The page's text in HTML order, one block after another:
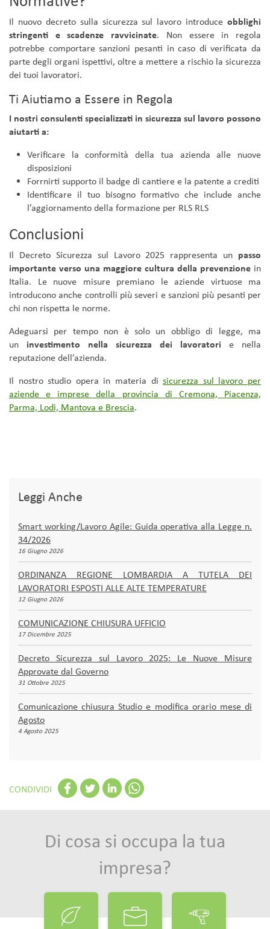
Il nuovo decreto sulla sicurezza sul lavoro introduce obblighi
stringenti e scadenze ravvicinate. Non essere in regola
potrebbe comportare sanzioni pesanti in caso di verificata da
parte degli organi ispettivi, oltre a mettere a rischio la sicurezza
dei tuoi lavoratori.
Ti Aiutiamo a Essere in Regola
I nostri consulenti specializzati in sicurezza sul lavoro possono
aiutarti a:
Verificare la conformità della tua azienda alle nuove
disposizioni
Forrnirti supporto il badge di cantiere e la patente a crediti
Identificare il tuo bisogno formativo che include anche
l’aggiornamento della formazione per RLS RLS
Conclusioni
Il Decreto Sicurezza sul Lavoro 2025 rappresenta un passo
importante verso una maggiore cultura della prevenzione in
Italia. Le nuove misure premiano le aziende virtuose ma
introducono anche controlli più severi e sanzioni più pesanti per
chi non rispetta le norme.
Adeguarsi per tempo non è solo un obbligo di legge, ma
un investimento nella sicurezza dei lavoratori e nella
reputazione dell’azienda.
Il nostro studio opera in materia disicurezza sul lavoro per
aziende e imprese della provincia di Cremona, Piacenza,
Parma, Lodi, Mantova e Brescia.
Leggi Anche
Smart working/Lavoro Agile: Guida operativa alla Legge n.
34/2026
16 Giugno 2026
ORDINANZA REGIONE LOMBARDIA A TUTELA DEI
LAVORATORI ESPOSTI ALLE ALTE TEMPERATURE
12 Giugno 2026
COMUNICAZIONE CHIUSURA UFFICIO
17 Dicembre 2025
Decreto Sicurezza sul Lavoro 2025: Le Nuove Misure
Approvate dal Governo
31 Ottobre 2025
Comunicazione chiusura Studio e modifica orario mese di
Agosto
4 Agosto 2025
CONDIVIDI
Di cosa si occupa la tua
impresa?